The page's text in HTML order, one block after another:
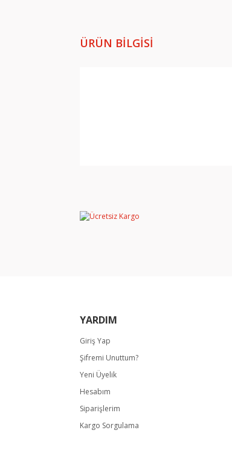
ÜRÜN BILGISI
Ürün resmi kalitesiz, bozuk veya
YARDIM
Giriş Yap
Şifremi Unuttum?
Yeni Üyelik
Hesabım
Siparişlerim
Kargo Sorgulama